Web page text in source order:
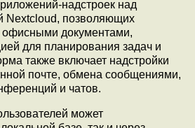
надстроек над
Nextcloud, позволяющих
офисными документами,
для планирования задач и
также включает надстройки
почте, обмена сообщениями,
и чатов.
может